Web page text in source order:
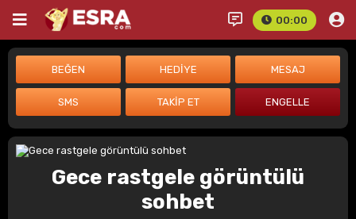
00:00
Gece rastgele görüntülü
sohbet